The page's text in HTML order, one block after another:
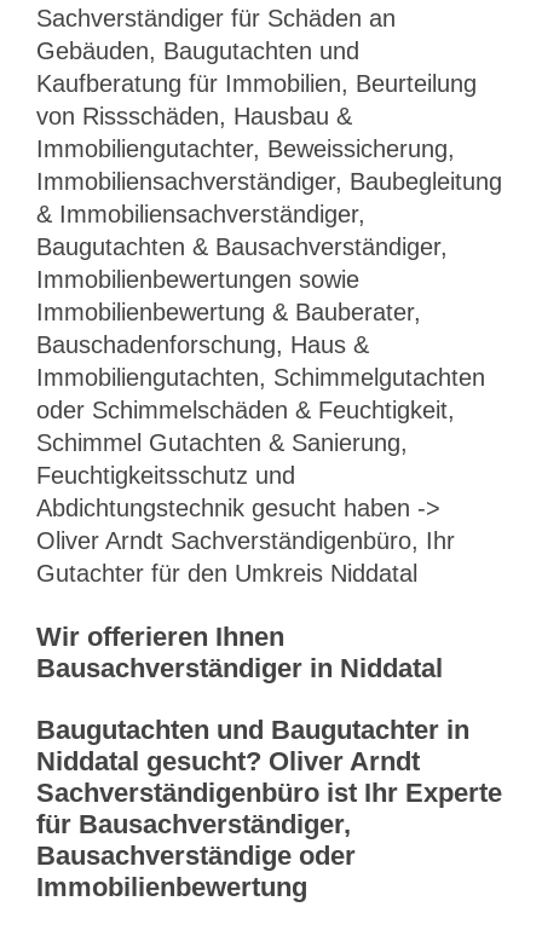
Sachverständiger für Schäden an
Gebäuden, Baugutachten und
Kaufberatung für Immobilien, Beurteilung
von Rissschäden, Hausbau &
Immobiliengutachter, Beweissicherung,
Immobiliensachverständiger, Baubegleitung
& Immobiliensachverständiger,
Baugutachten & Bausachverständiger,
Immobilienbewertungen sowie
Immobilienbewertung & Bauberater,
Bauschadenforschung, Haus &
Immobiliengutachten, Schimmelgutachten
oder Schimmelschäden & Feuchtigkeit,
Schimmel Gutachten & Sanierung,
Feuchtigkeitsschutz und
Abdichtungstechnik gesucht haben ->
Oliver Arndt Sachverständigenbüro, Ihr
Gutachter für den Umkreis Niddatal
Wir offerieren Ihnen
Bausachverständiger in Niddatal
Baugutachten und Baugutachter in
Niddatal gesucht? Oliver Arndt
Sachverständigenbüro ist Ihr Experte
für Bausachverständiger,
Bausachverständige oder
Immobilienbewertung